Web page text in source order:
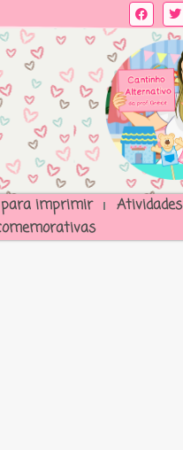
para imprimir Atividades